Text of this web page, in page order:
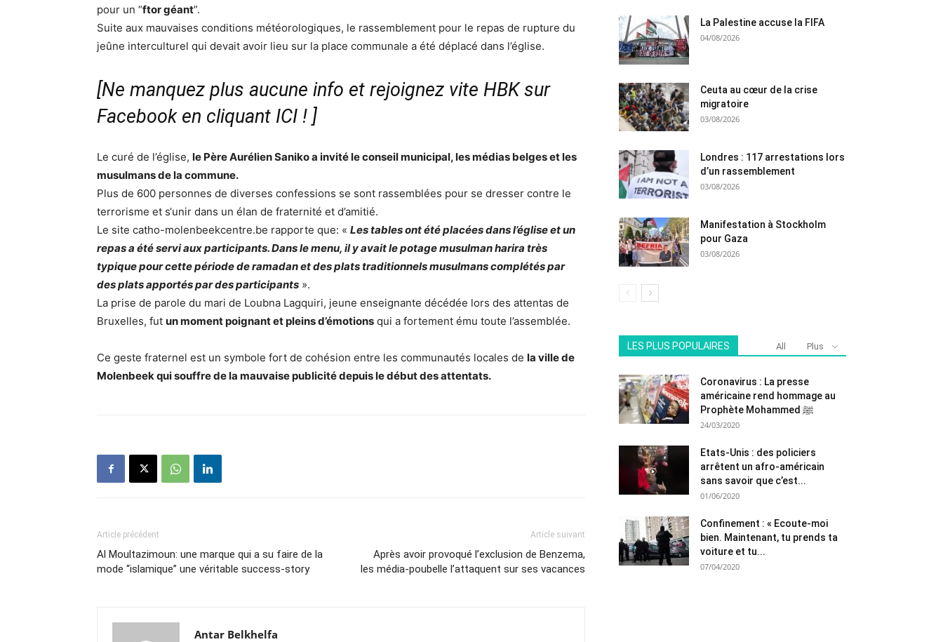
pour un “ftor géant”.
Suite aux mauvaises conditions météorologiques, le rassemblement pour le repas de rupture du
jeûne interculturel qui devait avoir lieu sur la place communale a été déplacé dans l’église.
[Ne manquez plus aucune info et rejoignez vite HBK sur
Facebook en cliquant ICI ! ]
Le curé de l’église, le Père Aurélien Saniko a invité le conseil municipal, les médias belges et les
musulmans de la commune.
Plus de 600 personnes de diverses confessions se sont rassemblées pour se dresser contre le
terrorisme et s‘unir dans un élan de fraternité et d’amitié.
Le site catho-molenbeekcentre.be rapporte que: « Les tables ont été placées dans l’église et un
repas a été servi aux participants. Dans le menu, il y avait le potage musulman harira très
typique pour cette période de ramadan et des plats traditionnels musulmans complétés par
des plats apportés par des participants ».
La prise de parole du mari de Loubna Lagquiri, jeune enseignante décédée lors des attentas de
Bruxelles, fut un moment poignant et pleins d’émotions qui a fortement ému toute l’assemblée.
Ce geste fraternel est un symbole fort de cohésion entre les communautés locales de la ville de
Molenbeek qui souffre de la mauvaise publicité depuis le début des attentats.
Article précédent
Al Moultazimoun: une marque qui a su faire de la
mode “islamique” une véritable success-story
Article suivant
Après avoir provoqué l’exclusion de Benzema,
les média-poubelle l’attaquent sur ses vacances
Antar Belkhelfa
La Palestine accuse la FIFA
04/08/2026
Ceuta au cœur de la crise
migratoire
03/08/2026
Londres : 117 arrestations lors
d’un rassemblement
03/08/2026
Manifestation à Stockholm
pour Gaza
03/08/2026
LES PLUS POPULAIRES All Plus
Coronavirus : La presse
américaine rend hommage au
Prophète Mohammed ﷺ
24/03/2020
Etats-Unis : des policiers
arrêtent un afro-américain
sans savoir que c’est...
01/06/2020
Confinement : « Ecoute-moi
bien. Maintenant, tu prends ta
voiture et tu...
07/04/2020